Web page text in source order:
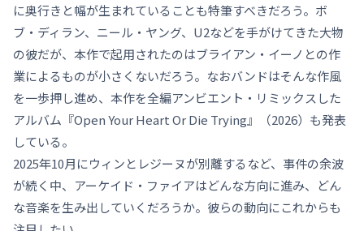
に奥行きと幅が生まれていることも特筆すべきだろう。ボ
ブ・ディラン、ニール・ヤング、U2などを手がけてきた大物
の彼だが、本作で起用されたのはブライアン・イーノとの作
業によるものが小さくないだろう。なおバンドはそんな作風
を一歩押し進め、本作を全編アンビエント・リミックスした
アルバム『Open Your Heart Or Die Trying』（2026）も発表
している。
2025年10月にウィンとレジーヌが別離するなど、事件の余波
が続く中、アーケイド・ファイアはどんな方向に進み、どん
な音楽を生み出していくだろうか。彼らの動向にこれからも